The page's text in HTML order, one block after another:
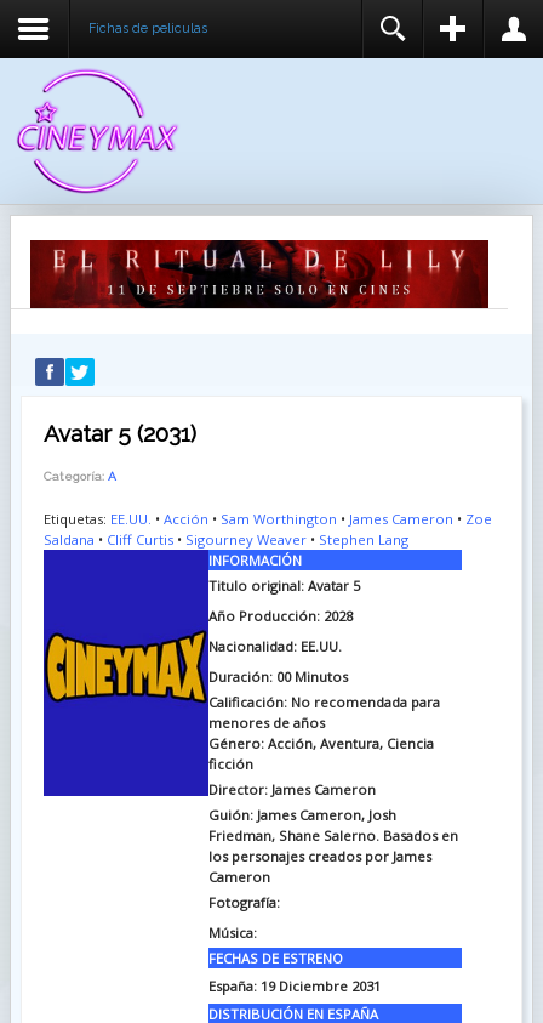
Fichas de peliculas
RECUÉRDEME
IDENTIFICARSE
REGISTER
Avatar 5 (2031)
Categoría: A
Etiquetas: EE.UU. • Acción • Sam Worthington • James Cameron • Zoe
Saldana • Cliff Curtis• Sigourney Weaver• Stephen Lang
INFORMACIÓN
Titulo original: Avatar 5
Año Producción: 2028
Nacionalidad: EE.UU.
Duración: 00 Minutos
Calificación: No recomendada para
menores de años
Género: Acción, Aventura, Ciencia
ficción
Director: James Cameron
Guión: James Cameron, Josh
Friedman, Shane Salerno. Basados en
los personajes creados por James
Cameron
Fotografía:
Música:
FECHAS DE ESTRENO
España: 19 Diciembre 2031
DISTRIBUCIÓN EN ESPAÑA